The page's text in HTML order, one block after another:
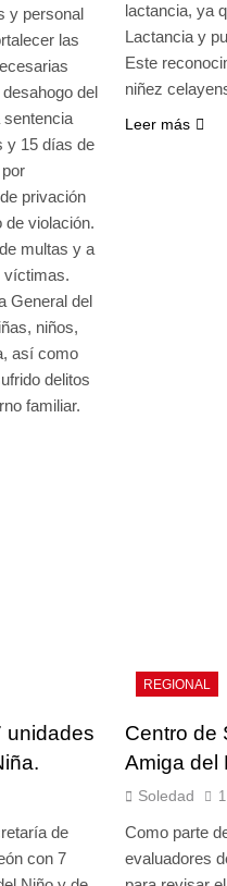
y personal
las
del
sentencia
y 15 días de
privación
de violación.
multas y a
víctimas.
General del
niños,
así como
delitos
familiar.
lactancia, ya
Lactancia y
Este
niñez
Leer más
unidades
de
con 7
REGIONAL
Centro de
Amiga del
Soledad
Como parte
evaluadores